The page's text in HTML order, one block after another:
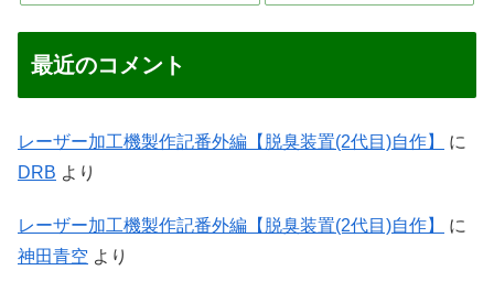
最近のコメント
レーザー加工機製作記番外編【脱臭装置(2代目)自作】
に
DRB より
レーザー加工機製作記番外編【脱臭装置(2代目)自作】
に
神田青空 より